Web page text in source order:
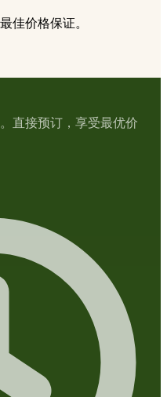
价格保证。
直接预订，享受最优价